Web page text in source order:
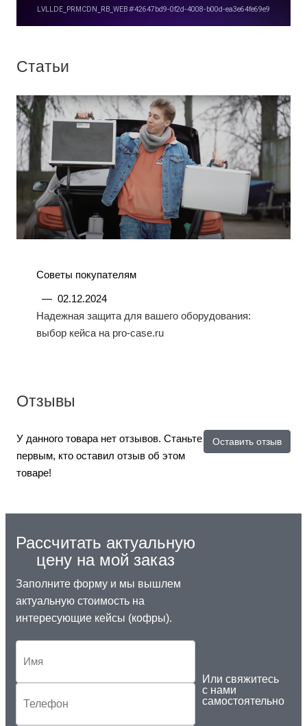
Статьи
Советы покупателям
— 02.12.2024
Надежная защита для вашего оборудования:
выбор кейса на pro-case.ru
Отзывы
Оставить отзыв
У данного товара нет отзывов. Станьте
первым, кто оставил отзыв об этом
товаре!
Рассчитать актуальную
цену на мой заказ
Заполните форму и мы вышлем
актуальную стоимость на
интересующие кейсы (кофры).
Или свяжитесь
с нами
самостоятельно